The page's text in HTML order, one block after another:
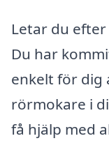
Letar du
Du har
enkelt för dig
rörmokare i
få hjälp med